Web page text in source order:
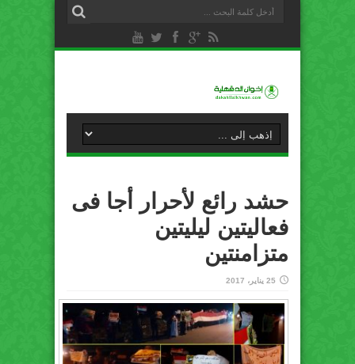
حشد رائع لأحرار أجا فى
فعاليتين ليليتين
متزامنتين
25 يناير، 2017